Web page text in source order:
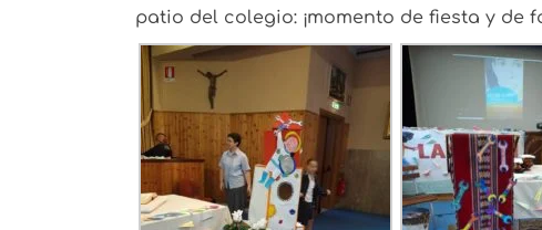
patio del colegio: ¡momento de fiesta y de